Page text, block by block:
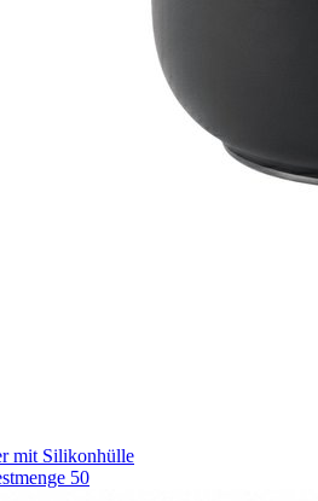
mit Silikonhülle
50